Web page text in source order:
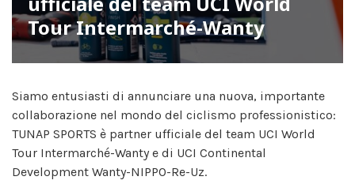
Tour Intermarché-Wanty
Siamo entusiasti di annunciare una nuova, importante
collaborazione nel mondo del ciclismo professionistico:
TUNAP SPORTS è partner ufficiale del team UCI World
Tour Intermarché-Wanty e di UCI Continental
Development Wanty-NIPPO-Re-Uz.